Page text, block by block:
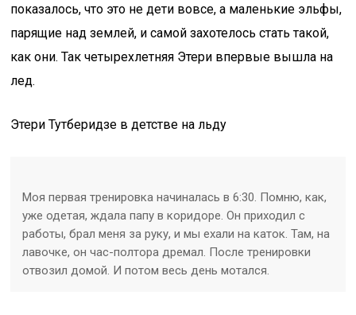
показалось, что это не дети вовсе, а маленькие эльфы,
парящие над землей, и самой захотелось стать такой,
как они. Так четырехлетняя Этери впервые вышла на
лед.
Этери Тутберидзе в детстве на льду
Моя первая тренировка начиналась в 6:30. Помню, как,
уже одетая, ждала папу в коридоре. Он приходил с
работы, брал меня за руку, и мы ехали на каток. Там, на
лавочке, он час-полтора дремал. После тренировки
отвозил домой. И потом весь день мотался.